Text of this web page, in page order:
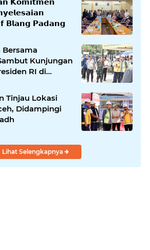
𝗞𝗼𝗺𝗶𝘁𝗺𝗲𝗻
𝗕𝗹𝗮𝗻𝗴 𝗣𝗮𝗱𝗮𝗻𝗴
Bersama
Kunjungan
RI di
Tinjau Lokasi
Didampingi
Lihat Selengkapnya